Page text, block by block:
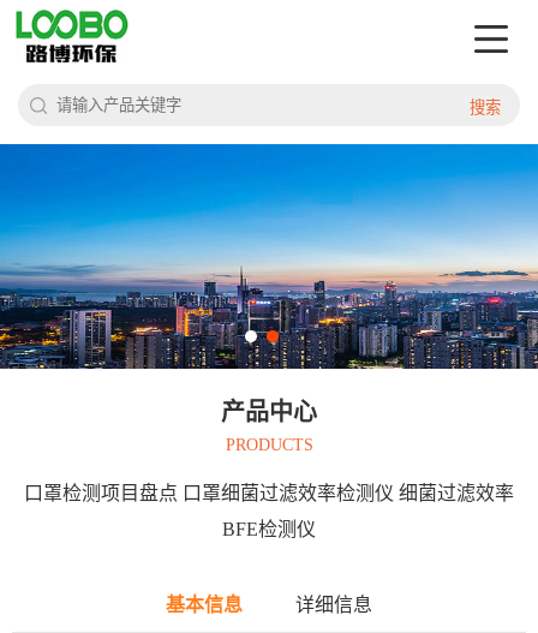
搜索
产品中心
PRODUCTS
口罩检测项目盘点 口罩细菌过滤效率检测仪 细菌过滤效率
BFE检测仪
基本信息 详细信息